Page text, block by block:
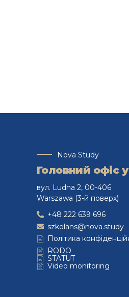
університету в
побудувати
цілком реальний
молодих людей.
Nova Study
Головний офіс
вул. Ludna 2, 00-406
Warszawa (3-й поверх)
+48 222 639 696
szkolans@nova.study
Політика
RODO
STATUT
Video monitoring
Залишайте
заявку,
щоб дізнатися
деталі вступу та